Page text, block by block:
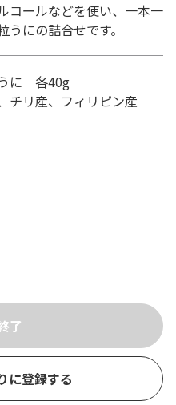
コールなどを使い、一本一
にの詰合せです。
に 各40g
チリ産、フィリピン産
に登録する